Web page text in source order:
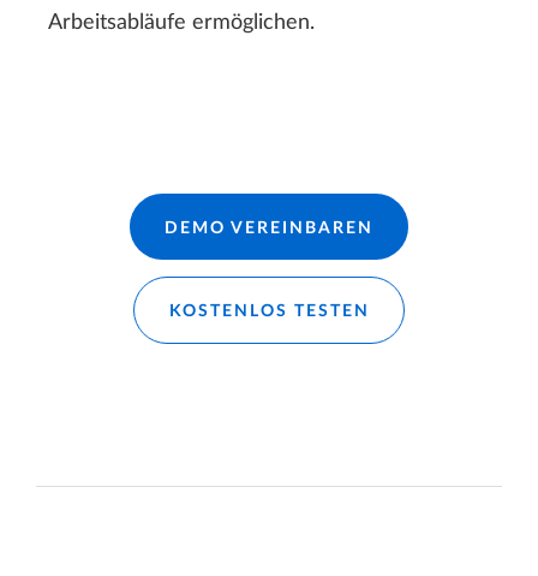
Arbeitsabläufe ermöglichen.
DEMO VEREINBAREN
KOSTENLOS TESTEN